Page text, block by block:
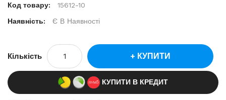
Код товару:
15612-10
Наявність:
Є В Наявності
Кількість КУПИТИ
КУПИТИ В КРЕДИТ